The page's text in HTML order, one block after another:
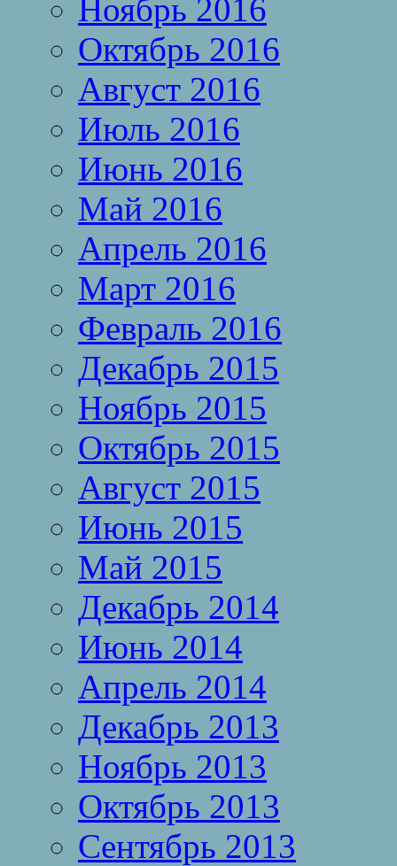
Ноябрь 2016
Октябрь 2016
Август 2016
Июль 2016
Июнь 2016
Май 2016
Апрель 2016
Март 2016
Февраль 2016
Декабрь 2015
Ноябрь 2015
Октябрь 2015
Август 2015
Июнь 2015
Май 2015
Декабрь 2014
Июнь 2014
Апрель 2014
Декабрь 2013
Ноябрь 2013
Октябрь 2013
Сентябрь 2013